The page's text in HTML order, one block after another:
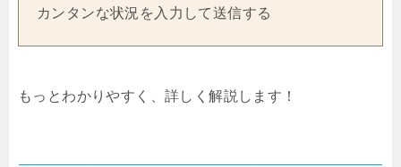
カンタンな状況を入力して送信する
もっとわかりやすく、詳しく解説します！